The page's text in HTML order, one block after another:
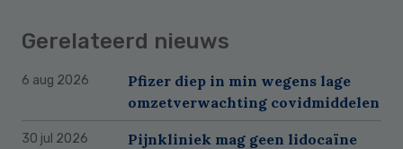
Gerelateerd nieuws
6 aug 2026
Pfizer diep in min wegens lage
omzetverwachting covidmiddelen
30 jul 2026
Pijnkliniek mag geen lidocaïne